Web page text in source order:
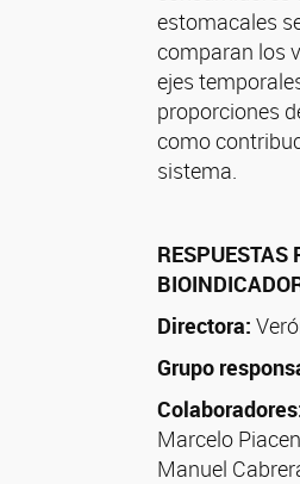
estomacales
comparan los
ejes
proporciones
como
sistema.
RESPUESTAS
Directora:
Grupo
Marcelo
Manuel